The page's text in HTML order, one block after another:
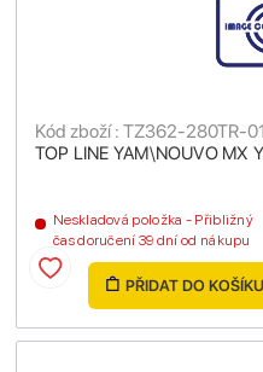
TOP LINE YAM\NOUVO MX
Kód zboží : TZ362-280TR-01
Neskladová položka - Přibližný
čas doručení 39 dní od nákupu
PŘIDAT DO KOŠÍKU